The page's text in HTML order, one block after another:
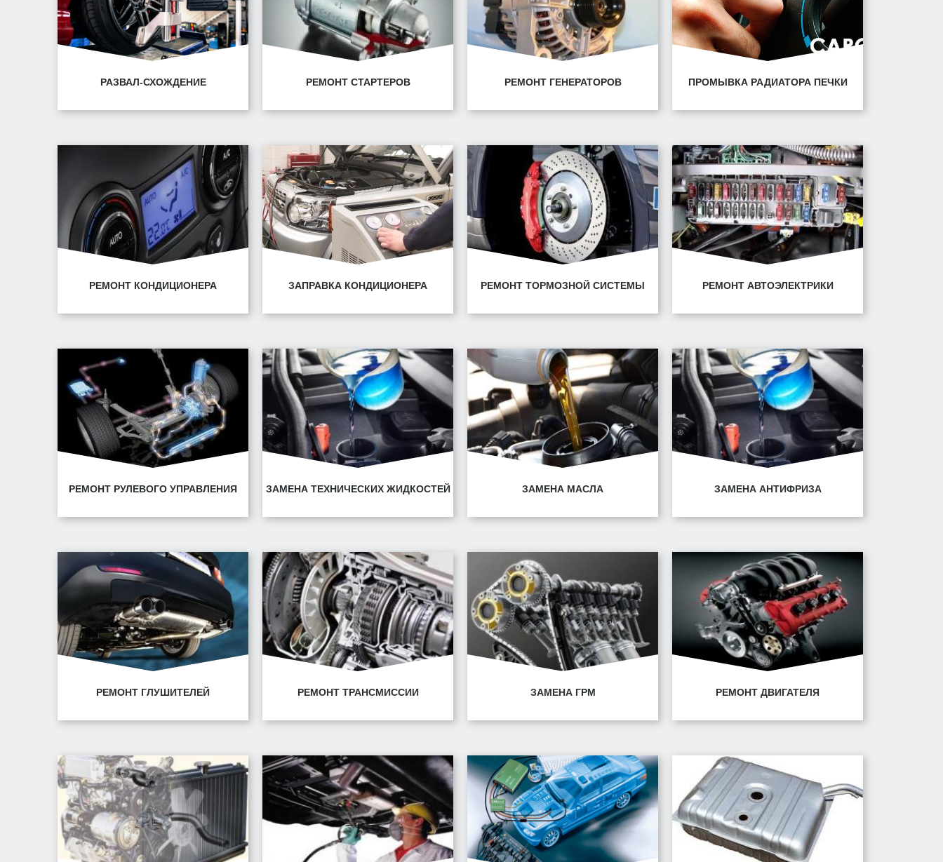
РАЗВАЛ-СХОЖДЕНИЕ РЕМОНТ СТАРТЕРОВ
Минск, ул. Володько, 30
РЕМОНТ ГЕНЕРАТОРОВ
Минск, ул. Володько, 30
ПРОМЫВКА РАДИАТОРА ПЕЧКИ
Минск, ул. Володько, 30
РЕМОНТ КОНДИЦИОНЕРА
Минск, ул. Володько, 30
ЗАПРАВКА КОНДИЦИОНЕРА
Минск, ул. Володько, 30
РЕМОНТ ТОРМОЗНОЙ СИСТЕМЫ
Минск, ул. Володько, 30
РЕМОНТ АВТОЭЛЕКТРИКИ
Минск, ул. Володько, 30
РЕМОНТ РУЛЕВОГО УПРАВЛЕНИЯ
Минск, ул. Володько, 30
ЗАМЕНА ТЕХНИЧЕСКИХ ЖИДКОСТЕЙ
Минск, ул. Володько, 30
ЗАМЕНА МАСЛА
Минск, ул. Володько, 30
ЗАМЕНА АНТИФРИЗА
Минск, ул. Володько, 30
РЕМОНТ ГЛУШИТЕЛЕЙ
Минск, ул. Володько, 30
РЕМОНТ ТРАНСМИССИИ
Минск, ул. Володько, 30
ЗАМЕНА ГРМ
Минск, ул. Володько, 30
РЕМОНТ ДВИГАТЕЛЯ
Минск, ул. Володько, 30